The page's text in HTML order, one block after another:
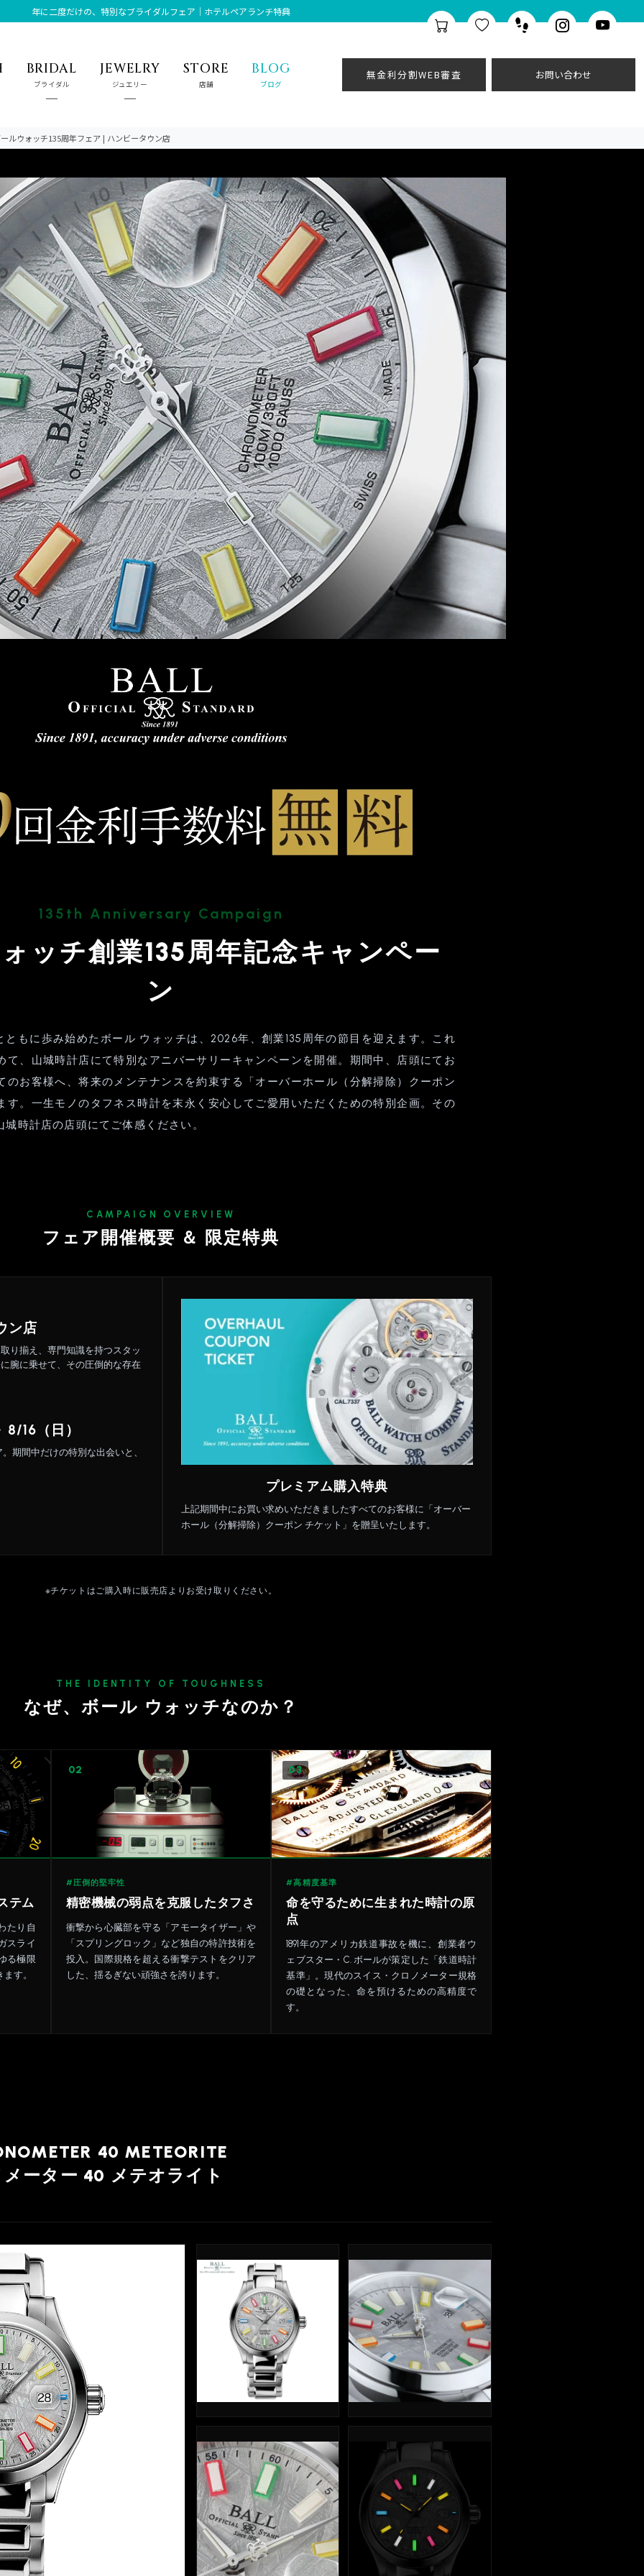
年に二度だけの、特別なブライダルフェア｜ホテルペアランチ特典
BRIDAL
ブライダル
JEWELRY
ジュエリー
STORE
店舗
BLOG
ブログ
無金利分割WEB審査 お問い合わせ
ルウォッチ135周年フェア | ハンビータウン店
135th Anniversary Campaign
ッチ創業135周年記念キャンペー
ン
ともに歩み始めたボール ウォッチは、2026年、創業135周年の節目を迎えます。これ
て、山城時計店にて特別なアニバーサリーキャンペーンを開催。期間中、店頭にてお
のお客様へ、将来のメンテナンスを約束する「オーバーホール（分解掃除）クーポン
す。一生モノのタフネス時計を末永く安心してご愛用いただくための特別企画。その
時計店の店頭にてご体感ください。
CAMPAIGN OVERVIEW
フェア開催概要 ＆ 限定特典
ン店
り揃え、専門知識を持つスタッ
腕に乗せて、その圧倒的な存在
16（日）
期間中だけの特別な出会いと、
プレミアム購入特典
上記期間中にお買い求めいただきましたすべてのお客様に「オーバー
ホール（分解掃除）クーポン チケット」を贈呈いたします。
※チケットはご購入時に販売店よりお受け取りください。
THE IDENTITY OF TOUGHNESS
なぜ、ボール ウォッチなのか？
テム
たり自
スライ
る極限
す。
02
#圧倒的堅牢性
精密機械の弱点を克服したタフさ
衝撃から心臓部を守る「アモータイザー」や
「スプリングロック」など独自の特許技術を
投入。国際規格を超える衝撃テストをクリア
した、揺るぎない頑強さを誇ります。
03
#高精度基準
命を守るために生まれた時計の原
点
1891年のアメリカ鉄道事故を機に、創業者ウ
ェブスター・C. ボールが策定した「鉄道時計
基準」。現代のスイス・クロノメーター規格
の礎となった、命を預けるための高精度で
す。
40 METEORITE
ーター 40 メテオライト